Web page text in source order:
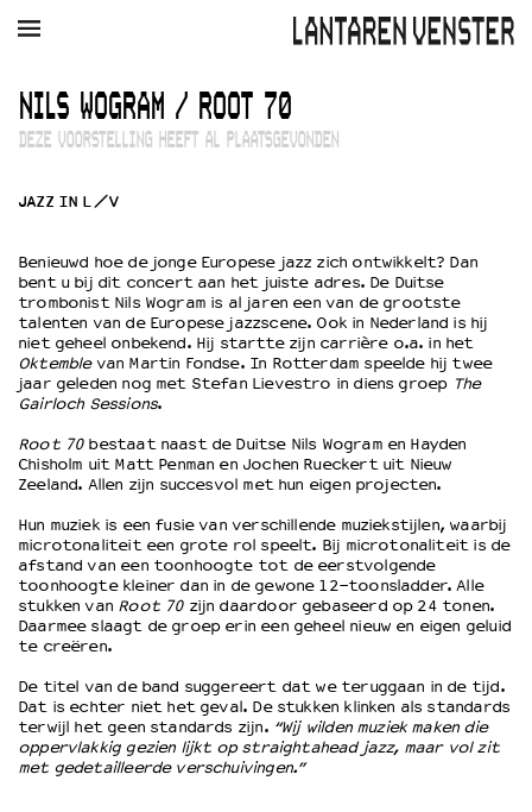
AGENDA FILM MUZIEK RESTAURANT
Winkelmandje
Zoek
PLAN JE BEZOEK
Bereikbaarheid
Kaartverkoop
EDUCATIE
Filmprogramma’s Primair Onderwijs
Filmprogramma’s VO/MBO
OVER LANTARENVENSTER
Wat we doen
Werken bij
Wie is wie
Word vriend
Historie
Partners
NILS WOGRAM / ROOT 70
DEZE VOORSTELLING HEEFT AL PLAATSGEVONDEN
JAZZ IN L/V
Benieuwd hoe de jonge Europese jazz zich ontwikkelt? Dan
bent u bij dit concert aan het juiste adres. De Duitse
trombonist Nils Wogram is al jaren een van de grootste
talenten van de Europese jazzscene. Ook in Nederland is hij
niet geheel onbekend. Hij startte zijn carrière o.a. in het
Oktemblevan Martin Fondse. In Rotterdam speelde hij twee
jaar geleden nog met Stefan Lievestro in diens groep The
Gairloch Sessions.
Root 70bestaat naast de Duitse Nils Wogram en Hayden
Chisholm uit Matt Penman en Jochen Rueckert uit Nieuw
Zeeland. Allen zijn succesvol met hun eigen projecten.
Hun muziek is een fusie van verschillende muziekstijlen, waarbij
microtonaliteit een grote rol speelt. Bij microtonaliteit is de
afstand van een toonhoogte tot de eerstvolgende
toonhoogte kleiner dan in de gewone 12-toonsladder. Alle
stukken van Root 70zijn daardoor gebaseerd op 24 tonen.
Daarmee slaagt de groep erin een geheel nieuw en eigen geluid
te creëren.
De titel van de band suggereert dat we teruggaan in de tijd.
Dat is echter niet het geval. De stukken klinken als standards
terwijl het geen standards zijn. “Wij wilden muziek maken die
oppervlakkig gezien lijkt op straightahead jazz, maar vol zit
met gedetailleerde verschuivingen.”